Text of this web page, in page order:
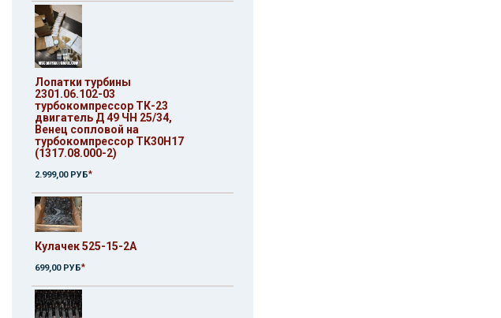
Лопатки турбины
2301.06.102-03
турбокомпрессор ТК-23
двигатель Д 49 ЧН 25/34,
Венец сопловой на
турбокомпрессор ТК30Н17
(1317.08.000-2)
2.999,00 РУБ*
Кулачек 525-15-2А
699,00 РУБ*